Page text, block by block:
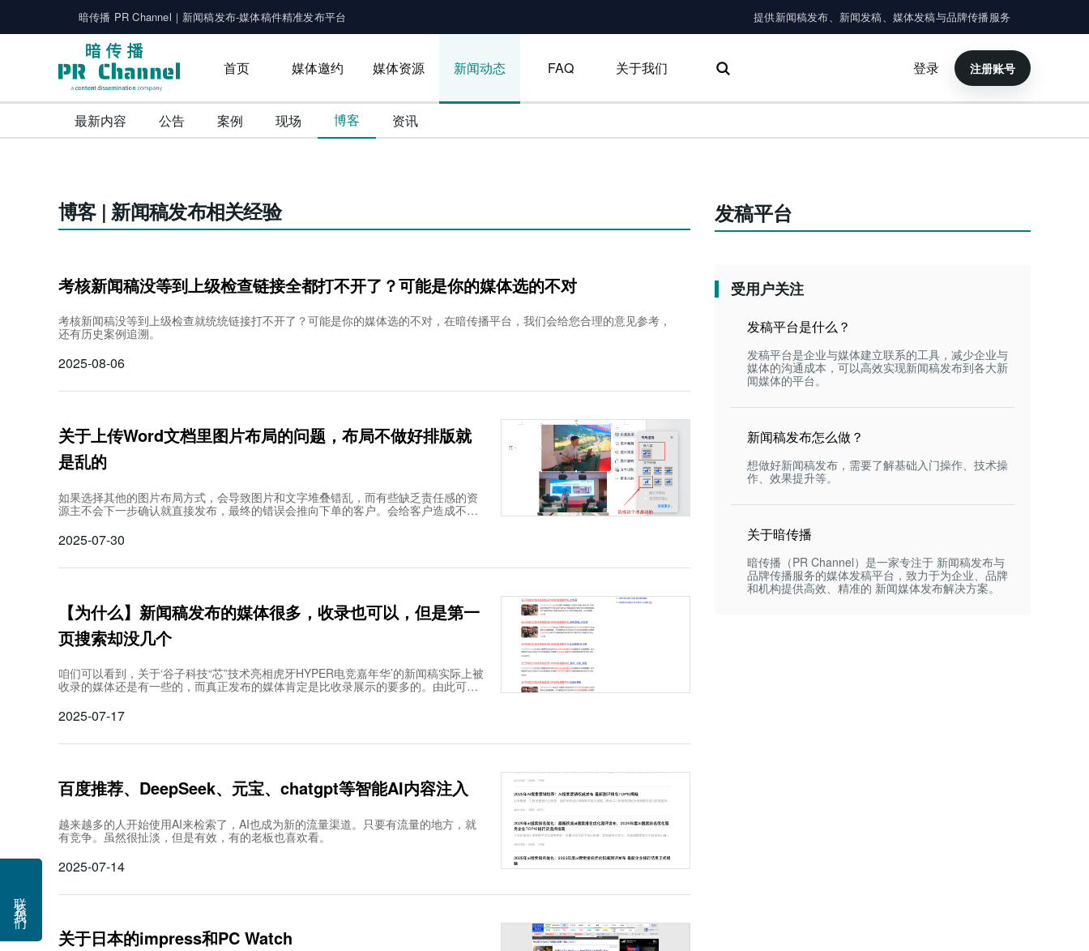
联系我们
暗传播 PR Channel｜新闻稿发布-媒体稿件精准发布平台 提供新闻稿发布、新闻发稿、媒体发稿与品牌传播服务
首页 媒体邀约 媒体资源 新闻动态
最新内容 公告 案例 现场 博客 资讯
FAQ 关于我们 登录 注册账号
搜索 ×
博客 | 新闻稿发布相关经验
考核新闻稿没等到上级检查链接全都打不开了？可能是你的媒体选的不对
考核新闻稿没等到上级检查就统统链接打不开了？可能是你的媒体选的不对，在暗传播平台，我们会给您合理的意见参考，
还有历史案例追溯。
2025-08-06
关于上传Word文档里图片布局的问题，布局不做好排版就
是乱的
如果选择其他的图片布局方式，会导致图片和文字堆叠错乱，而有些缺乏责任感的资
源主不会下一步确认就直接发布，最终的错误会推向下单的客户。会给客户造成不必
2025-07-30
【为什么】新闻稿发布的媒体很多，收录也可以，但是第一
页搜索却没几个
咱们可以看到，关于‘谷子科技“芯”技术亮相虎牙HYPER电竞嘉年华’的新闻稿实际上被
收录的媒体还是有一些的，而真正发布的媒体肯定是比收录展示的要多的。由此可以
2025-07-17
百度推荐、DeepSeek、元宝、chatgpt等智能AI内容注入
越来越多的人开始使用AI来检索了，AI也成为新的流量渠道。只要有流量的地方，就
有竞争。虽然很扯淡，但是有效，有的老板也喜欢看。
2025-07-14
关于日本的impress和PC Watch
发稿平台
受用户关注
发稿平台是什么？
发稿平台是企业与媒体建立联系的工具，减少企业与
媒体的沟通成本，可以高效实现新闻稿发布到各大新
闻媒体的平台。
新闻稿发布怎么做？
想做好新闻稿发布，需要了解基础入门操作、技术操
作、效果提升等。
关于暗传播
暗传播（PR Channel）是一家专注于 新闻稿发布与
品牌传播服务的媒体发稿平台，致力于为企业、品牌
和机构提供高效、精准的 新闻媒体发布解决方案。